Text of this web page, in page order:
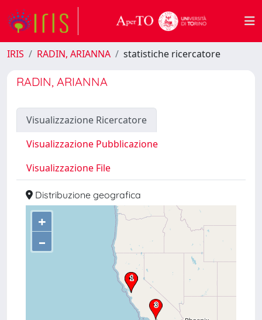
IRIS RADIN, ARIANNA statistiche ricercatore
RADIN, ARIANNA
Visualizzazione Ricercatore
Visualizzazione Pubblicazione
Visualizzazione File
Distribuzione geografica
+
–